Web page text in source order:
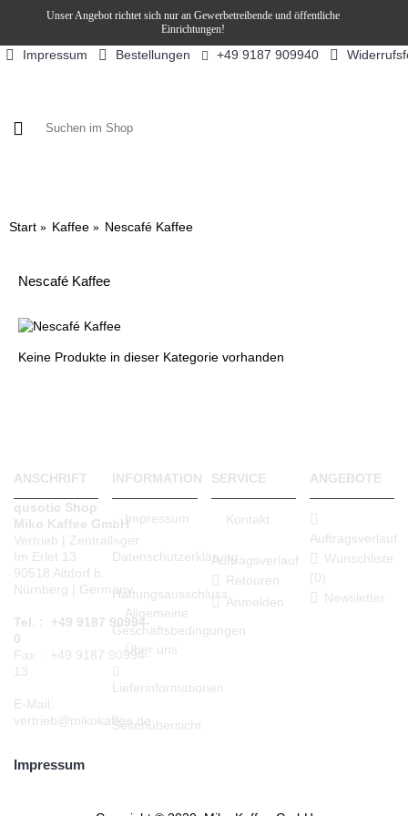
Unser Angebot richtet sich nur an Gewerbetreibende und öffentliche
Einrichtungen!
Impressum Bestellungen +49 9187 909940
Start Kaffee Nescafé Kaffee
Nescafé Kaffee
Keine Produkte in dieser Kategorie vorhanden
ANSCHRIFT
qusotic Shop
Miko Kaffee GmbH
Vertrieb | Zentrallager
Im Erlet 13
90518 Altdorf b.
Nürnberg | Germany
Tel. : +49 9187 90994-
0
Fax : +49 9187 90994-
13
E-Mail:
vertrieb@mikokaffee.de
INFORMATION
Impressum
Datenschutzerklärung
Haftungsausschluss
Allgemeine
Geschäftsbedingungen
Über uns
Lieferinformationen
Seitenübersicht
SERVICE
Kontakt
Auftragsverlauf
Retouren
Anmelden
ANGEBOTE
Auftragsverlauf
Wunschliste
(0)
Newsletter
Impressum